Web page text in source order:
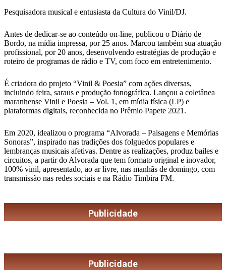
Pesquisadora musical e entusiasta da Cultura do Vinil/DJ.
Antes de dedicar-se ao conteúdo on-line, publicou o Diário de
Bordo, na mídia impressa, por 25 anos. Marcou também sua atuação
profissional, por 20 anos, desenvolvendo estratégias de produção e
roteiro de programas de rádio e TV, com foco em entretenimento.
É criadora do projeto “Vinil & Poesia” com ações diversas,
incluindo feira, saraus e produção fonográfica. Lançou a coletânea
maranhense Vinil e Poesia – Vol. 1, em mídia física (LP) e
plataformas digitais, reconhecida no Prêmio Papete 2021.
Em 2020, idealizou o programa “Alvorada – Paisagens e Memórias
Sonoras”, inspirado nas tradições dos folguedos populares e
lembranças musicais afetivas. Dentre as realizações, produz bailes e
circuitos, a partir do Alvorada que tem formato original e inovador,
100% vinil, apresentado, ao ar livre, nas manhãs de domingo, com
transmissão nas redes sociais e na Rádio Timbira FM.
Publicidade
Publicidade